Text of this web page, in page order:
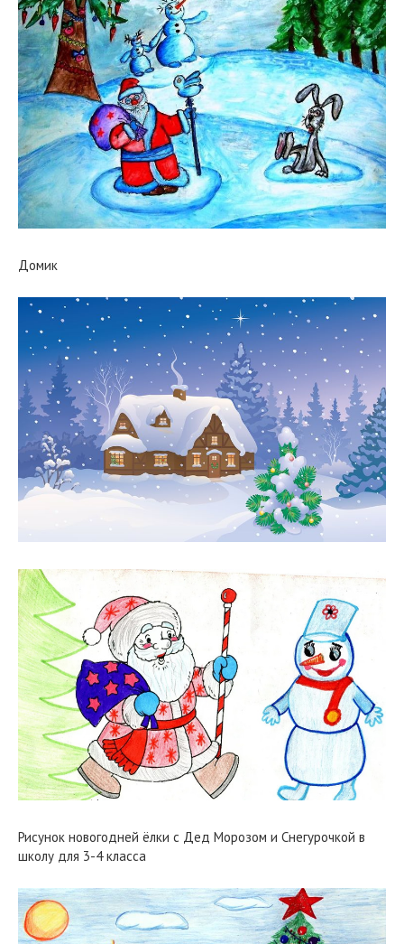
Домик
Рисунок новогодней ёлки с Дед Морозом и Снегурочкой в
школу для 3-4 класса